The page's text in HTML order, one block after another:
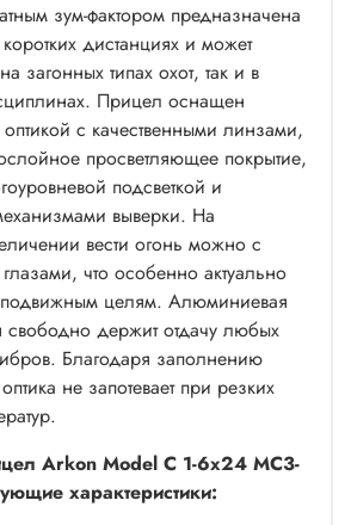
зум-фактором предназначена
дистанциях и может
загонных типах охот, так и в
Прицел оснащен
с качественными линзами,
просветляющее покрытие,
подсветкой и
выверки. На
вести огонь можно с
что особенно актуально
подвижным целям. Алюминиевая
свободно держит отдачу любых
Благодаря заполнению
не запотевает при резких
Arkon Model C 1-6x24 MC3-
характеристики: